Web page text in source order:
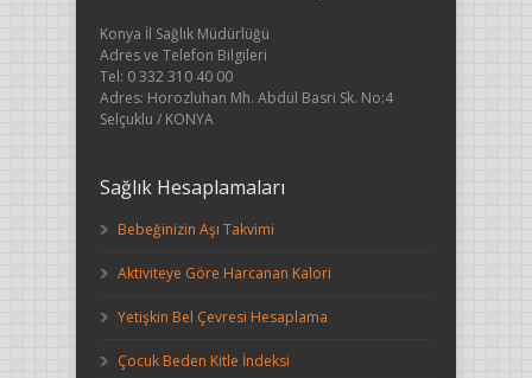
Konya İl Sağlık Müdürlüğü
Adres ve Telefon Bilgileri
Tel: 0 332 310 40 00
Adres: Horozluhan Mh. Abdül Basri Sk. No:4
Selçuklu / KONYA
Sağlık Hesaplamaları
Bebeğinizin Aşı Takvimi
Aktiviteye Göre Harcanan Kalori
Yetişkin Bel Çevresi Hesaplama
Çocuk Beden Kitle İndeksi